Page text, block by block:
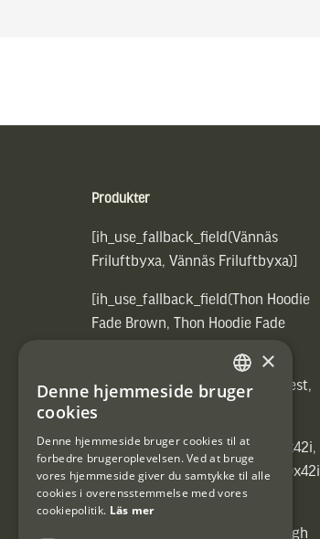
Produkter
[ih_use_fallback_field(Vännäs
Friluftbyxa, Vännäs Friluftbyxa)]
[ih_use_fallback_field(Thon Hoodie
Fade Brown, Thon Hoodie Fade
[ih_use_fallback_field(Heated vest,
Heated vest)]
[ih_use_fallback_field(C6 1,7-10x42i,
6ggr förstoringsväxel!, C6 1,7-10x42i,
6ggr förstoringsväxel!)]
[ih_use_fallback_field(Carrier High
SWEDISH
×
Denne hjemmeside bruger
cookies
Denne hjemmeside bruger cookies til at
forbedre brugeroplevelsen. Ved at bruge
vores hjemmeside giver du samtykke til alle
cookies i overensstemmelse med vores
cookiepolitik. Läs mer